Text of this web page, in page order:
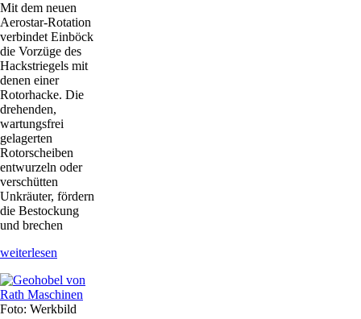
Mit dem neuen
Aerostar-Rotation
verbindet Einböck
die Vorzüge des
Hackstriegels mit
denen einer
Rotorhacke. Die
drehenden,
wartungsfrei
gelagerten
Rotorscheiben
entwurzeln oder
verschütten
Unkräuter, fördern
die Bestockung
und brechen
weiterlesen
Foto: Werkbild